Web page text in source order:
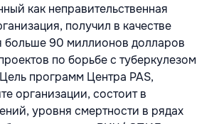
как неправительственная
получил в качестве
больше 90 миллионов долларов
по борьбе с туберкулезом
программ Центра PAS,
организации, состоит в
уровня смертности в рядах